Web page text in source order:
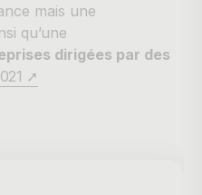
mais une
qu’une
dirigées par des
➚